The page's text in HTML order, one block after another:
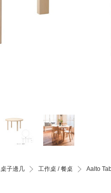
桌子邊几 工作桌 / 餐桌 Aalto